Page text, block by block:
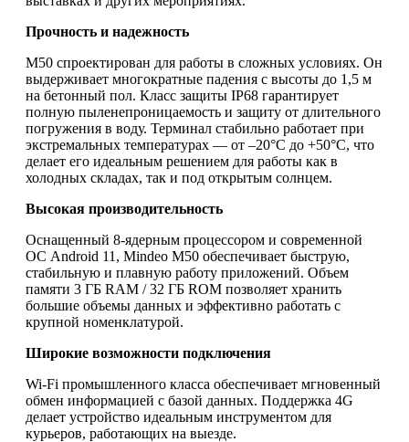
Прочность и надежность
M50 спроектирован для работы в сложных условиях. Он
выдерживает многократные падения с высоты до 1,5 м
на бетонный пол. Класс защиты IP68 гарантирует
полную пыленепроницаемость и защиту от длительного
погружения в воду. Терминал стабильно работает при
экстремальных температурах — от –20°C до +50°C, что
делает его идеальным решением для работы как в
холодных складах, так и под открытым солнцем.
Высокая производительность
Оснащенный 8-ядерным процессором и современной
ОС Android 11, Mindeo M50 обеспечивает быструю,
стабильную и плавную работу приложений. Объем
памяти 3 ГБ RAM / 32 ГБ ROM позволяет хранить
большие объемы данных и эффективно работать с
крупной номенклатурой.
Широкие возможности подключения
Wi-Fi промышленного класса обеспечивает мгновенный
обмен информацией с базой данных. Поддержка 4G
делает устройство идеальным инструментом для
курьеров, работающих на выезде.